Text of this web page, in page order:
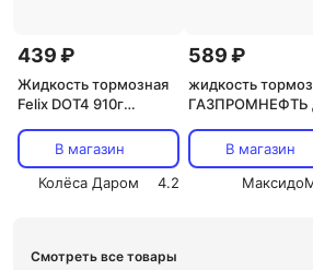
439 ₽
Жидкость тормозная
Felix DOT4 910г
В магазин
Колёса Даром
4.2
589 ₽
жидкость
ГАЗПРОМНЕФТЬ
В магазин
Смотреть все товары